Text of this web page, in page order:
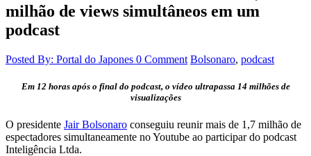
milhão de views simultâneos em um
podcast
Posted By: Portal do Japones 0 Comment Bolsonaro, podcast
Em 12 horas após o final do podcast, o vídeo ultrapassa 14 milhões de
visualizações
O presidente Jair Bolsonaro conseguiu reunir mais de 1,7 milhão de
espectadores simultaneamente no Youtube ao participar do podcast
Inteligência Ltda.